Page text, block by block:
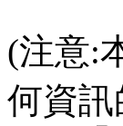
(注意:
何資